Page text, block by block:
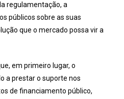
regulamentação, a
públicos sobre as suas
que o mercado possa vir a
em primeiro lugar, o
a prestar o suporte nos
de financiamento público,